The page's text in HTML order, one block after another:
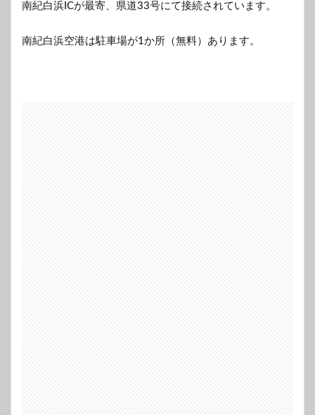
南紀白浜ICが最寄、県道33号にて接続されています。
南紀白浜空港は駐車場が1か所（無料）あります。